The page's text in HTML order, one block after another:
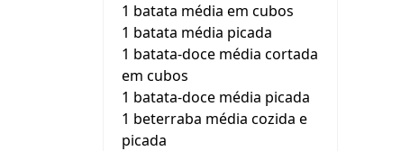
1 batata média em cubos
1 batata média picada
1 batata-doce média cortada
em cubos
1 batata-doce média picada
1 beterraba média cozida e
picada